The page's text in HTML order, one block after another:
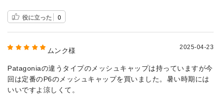
役に立った 0
ムンク様 2025-04-23
Patagoniaの違うタイプのメッシュキャップは持っていますが今
回は定番のP6のメッシュキャップを買いました。暑い時期には
いいですよ涼しくて。